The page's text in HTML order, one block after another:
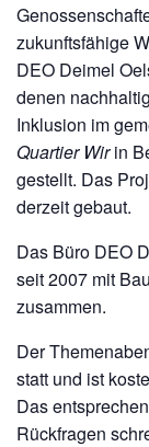
zukunftsfähige
DEO Deimel
denen
Inklusion im
Quartier Wirin
gestellt. Das
derzeit gebaut.
Das Büro DEO
seit 2007 mit
zusammen.
Der
statt und ist
Das
Rückfragen